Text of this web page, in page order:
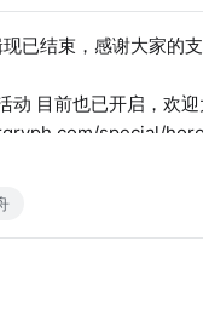
已结束，感谢大家的
目前也已开启，欢迎
special/
内公告及官方自媒体账